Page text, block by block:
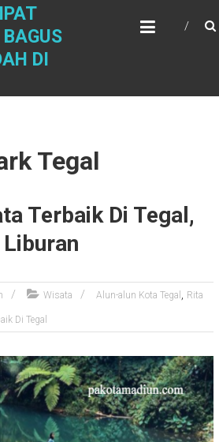
DI
Tegal
Terbaik Di Tegal,
Wisata Alun-alun Kota Tegal , Rita
Di Tegal